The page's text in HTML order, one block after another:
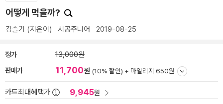
어떻게 먹을까?
김슬기 (지은이) 시공주니어 2019-08-25
정가 13,000원
판매가 11,700원 (10% 할인) + 마일리지 650원
카드최대혜택가 9,945원